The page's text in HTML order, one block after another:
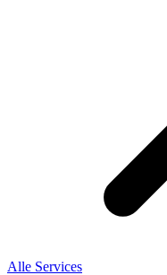
Alle Services